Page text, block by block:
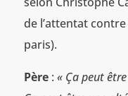
de l’attentat
paris).
Père : « Ça peut